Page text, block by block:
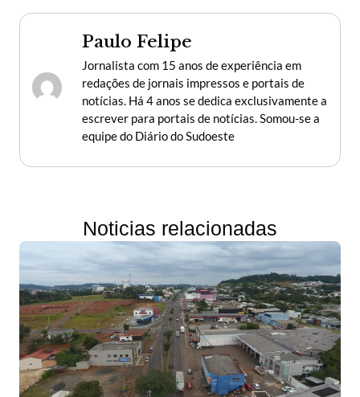
Paulo Felipe
Jornalista com 15 anos de experiência em
redações de jornais impressos e portais de
notícias. Há 4 anos se dedica exclusivamente a
escrever para portais de notícias. Somou-se a
equipe do Diário do Sudoeste
Noticias relacionadas